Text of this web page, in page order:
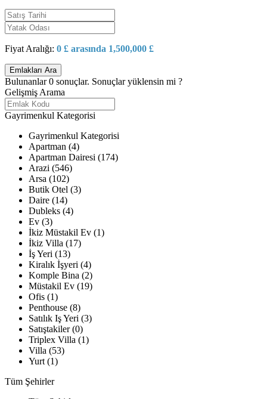
Fiyat Aralığı: 0 £ arasında 1,500,000 £
Bulunanlar0 sonuçlar. Sonuçlar yüklensin mi ?
Gelişmiş Arama
Gayrimenkul Kategorisi
Gayrimenkul Kategorisi
Apartman (4)
Apartman Dairesi (174)
Arazi (546)
Arsa (102)
Butik Otel (3)
Daire (14)
Dubleks (4)
Ev (3)
İkiz Müstakil Ev (1)
İkiz Villa (17)
İş Yeri (13)
Kiralık İşyeri (4)
Komple Bina (2)
Müstakil Ev (19)
Ofis (1)
Penthouse (8)
Satılık Iş Yeri (3)
Satıştakiler (0)
Triplex Villa (1)
Villa (53)
Yurt (1)
Tüm Şehirler